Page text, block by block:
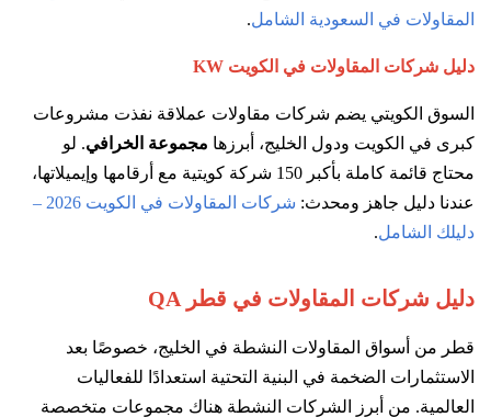
المقاولات في السعودية الشامل.
دليل شركات المقاولات في الكويت KW
السوق الكويتي يضم شركات مقاولات عملاقة نفذت مشروعات
كبرى في الكويت ودول الخليج، أبرزها مجموعة الخرافي. لو
محتاج قائمة كاملة بأكبر 150 شركة كويتية مع أرقامها وإيميلاتها،
عندنا دليل جاهز ومحدث:
شركات المقاولات في الكويت 2026 –
دليلك الشامل.
دليل شركات المقاولات في قطر QA
قطر من أسواق المقاولات النشطة في الخليج، خصوصًا بعد
الاستثمارات الضخمة في البنية التحتية استعدادًا للفعاليات
العالمية. من أبرز الشركات النشطة هناك مجموعات متخصصة